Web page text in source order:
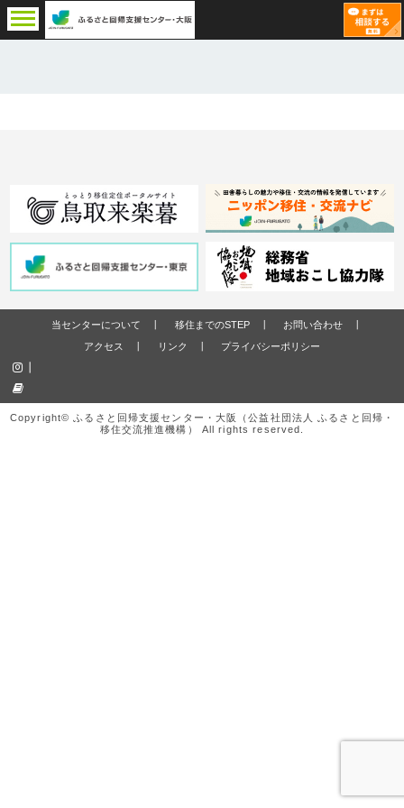
当センターについて 移住までのSTEP
お問い合わせ
アクセス
リンク プライバシーポリシー
Copyright© ふるさと回帰支援センター・大阪（公益社団法人 ふるさと回帰・
移住交流推進機構） All rights reserved.